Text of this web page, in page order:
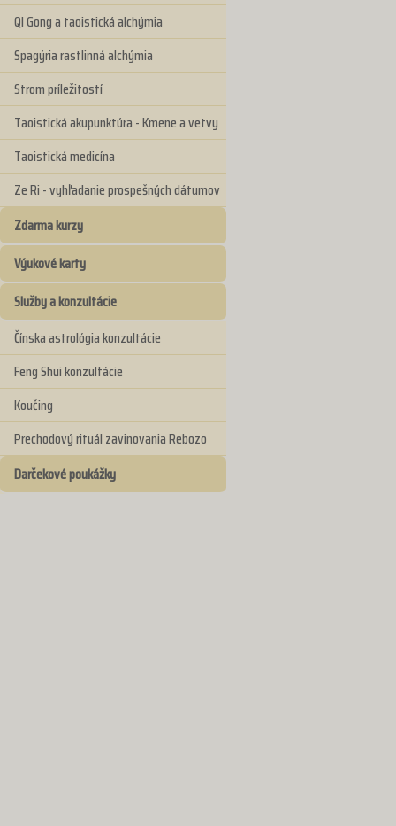
QI Gong a taoistická alchýmia
Spagýria rastlinná alchýmia
Strom príležitostí
Taoistická akupunktúra - Kmene a vetvy
Taoistická medicína
Ze Ri - vyhľadanie prospešných dátumov
Zdarma kurzy
Výukové karty
Služby a konzultácie
Čínska astrológia konzultácie
Feng Shui konzultácie
Koučing
Prechodový rituál zavinovania Rebozo
Darčekové poukážky